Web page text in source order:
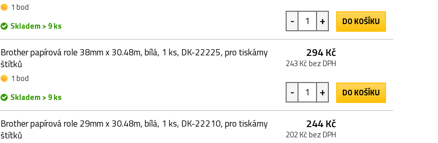
1 bod
Skladem > 9 ks
- + DO KOŠÍKU
Brother papírová role 38mm x 30.48m, bílá, 1 ks, DK-22225, pro tiskárny
štítků
1 bod
Skladem > 9 ks
294 Kč
243 Kč bez DPH
- + DO KOŠÍKU
Brother papírová role 29mm x 30.48m, bílá, 1 ks, DK-22210, pro tiskárny
štítků
244 Kč
202 Kč bez DPH